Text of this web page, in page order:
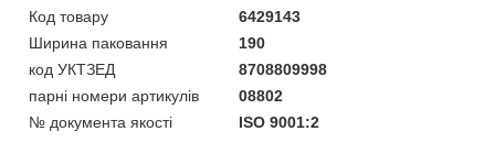
Код товару
6429143
Ширина паковання
190
код УКТЗЕД
8708809998
парні номери артикулів
08802
№ документа якості
ISO 9001:2